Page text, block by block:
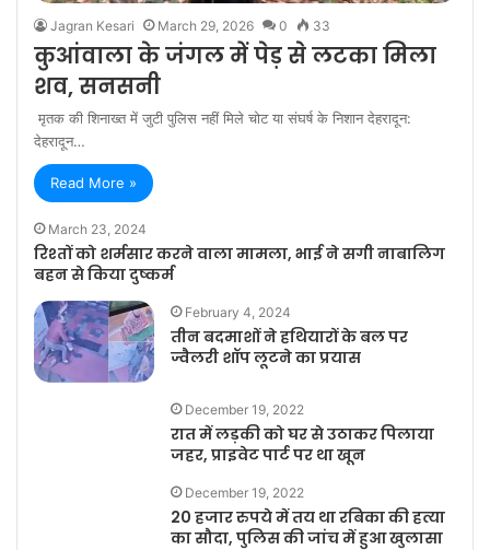
Jagran Kesari March 29, 2026 0 33
कुआंवाला के जंगल में पेड़ से लटका मिला
शव, सनसनी
मृतक की शिनाख्त में जुटी पुलिस नहीं मिले चोट या संघर्ष के निशान देहरादून:
देहरादून…
Read More »
March 23, 2024
रिश्तों को शर्मसार करने वाला मामला, भाई ने सगी नाबालिग
बहन से किया दुष्कर्म
February 4, 2024
तीन बदमाशों ने हथियारों के बल पर
ज्वैलरी शॉप लूटने का प्रयास
December 19, 2022
रात में लड़की को घर से उठाकर पिलाया
जहर, प्राइवेट पार्ट पर था खून
December 19, 2022
20 हजार रुपये में तय था रबिका की हत्या
का सौदा, पुलिस की जांच में हुआ खुलासा